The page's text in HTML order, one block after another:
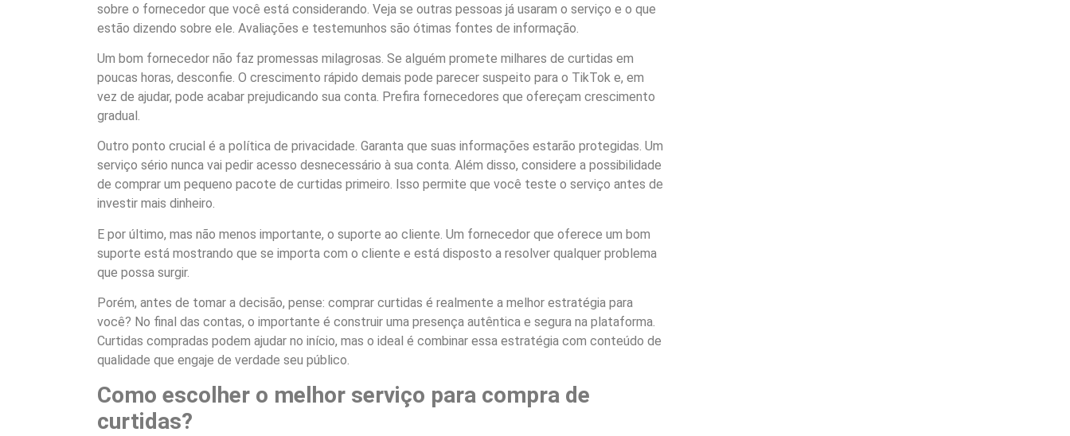
sobre o fornecedor que você está considerando. Veja se outras pessoas já usaram o serviço e o que
estão dizendo sobre ele. Avaliações e testemunhos são ótimas fontes de informação.
Um bom fornecedor não faz promessas milagrosas. Se alguém promete milhares de curtidas em
poucas horas, desconfie. O crescimento rápido demais pode parecer suspeito para o TikTok e, em
vez de ajudar, pode acabar prejudicando sua conta. Prefira fornecedores que ofereçam crescimento
gradual.
Outro ponto crucial é a política de privacidade. Garanta que suas informações estarão protegidas. Um
serviço sério nunca vai pedir acesso desnecessário à sua conta. Além disso, considere a possibilidade
de comprar um pequeno pacote de curtidas primeiro. Isso permite que você teste o serviço antes de
investir mais dinheiro.
E por último, mas não menos importante, o suporte ao cliente. Um fornecedor que oferece um bom
suporte está mostrando que se importa com o cliente e está disposto a resolver qualquer problema
que possa surgir.
Porém, antes de tomar a decisão, pense: comprar curtidas é realmente a melhor estratégia para
você? No final das contas, o importante é construir uma presença autêntica e segura na plataforma.
Curtidas compradas podem ajudar no início, mas o ideal é combinar essa estratégia com conteúdo de
qualidade que engaje de verdade seu público.
Como escolher o melhor serviço para compra de
curtidas?